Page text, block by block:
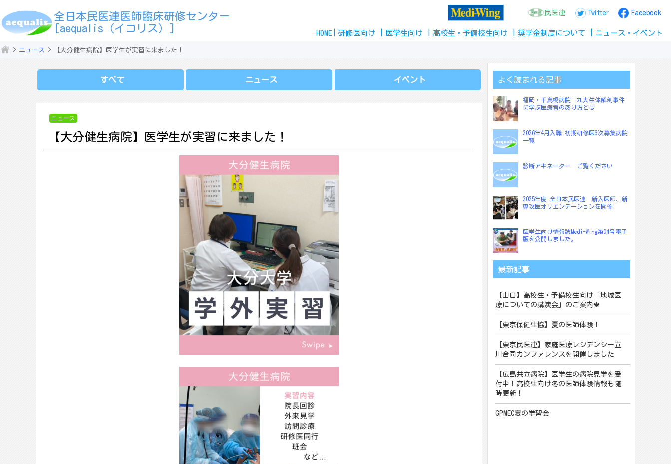
content
全日本民医連医師臨床研修センター
[aequalis（イコリス）]
民医連 Twitter Facebook
HOME 研修医向け 医学生向け 高校生 ・ 予備校生向け 奨学金制度 について ニュース ・ イベント
ニュース 【大分健生病院】医学生が実習に来ました！
すべて ニュース イベント
ニュース
【大分健生病院】医学生が実習に来ました！
よく読まれる記事
福岡・千鳥橋病院｜九大生体解剖事件
に学ぶ医療者のあり方とは
2026年4月入職 初期研修医3次募集病院
一覧
診断アキネーター ご覧ください
2025年度 全日本民医連 新入医師、新
専攻医オリエンテーションを開催
医学生向け情報誌Medi-Wing第94号電子
版を公開しました。
最新記事
【山口】高校生・予備校生向け「地域医
療についての講演会」のご案内🍁
【東京保健生協】夏の医師体験！
【東京民医連】家庭医療レジデンシー立
川合同カンファレンスを開催しました
【広島共立病院】医学生の病院見学を受
付中！高校生向け冬の医師体験情報も随
時更新！
GPMEC夏の学習会